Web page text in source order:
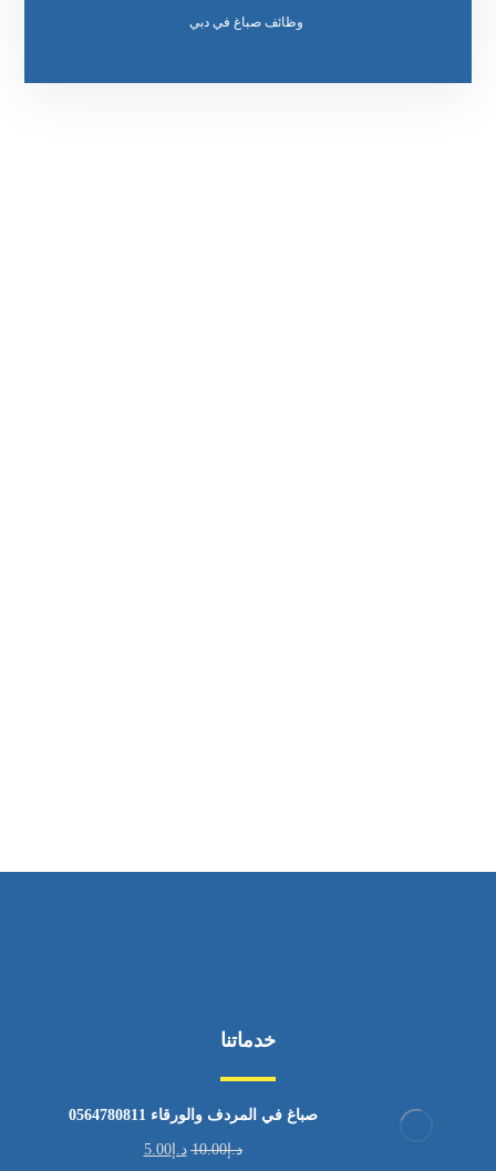
وظائف صباغ في دبي
خدماتنا
صباغ في المردف والورقاء 0564780811
د.إ10.00 د.إ5.00